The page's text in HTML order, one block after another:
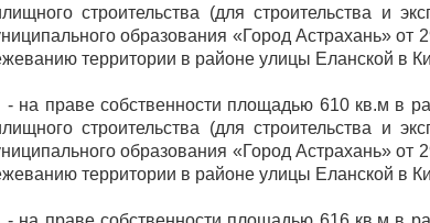
строительства (для строительства и
образования «Город Астрахань»
территории в районе улицы Еланской в
- на праве собственности площадью 610 кв.м в
строительства (для строительства и
образования «Город Астрахань»
территории в районе улицы Еланской в